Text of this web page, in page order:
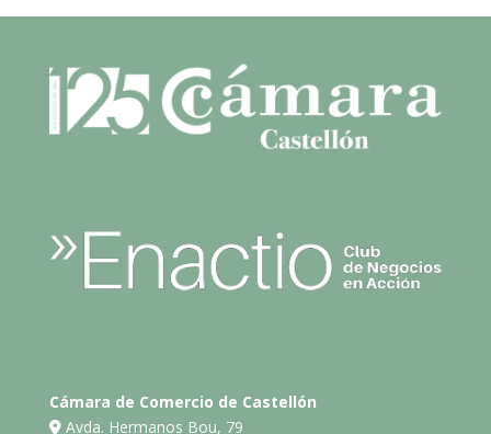
Cámara de Comercio de Castellón
Avda. Hermanos Bou, 79